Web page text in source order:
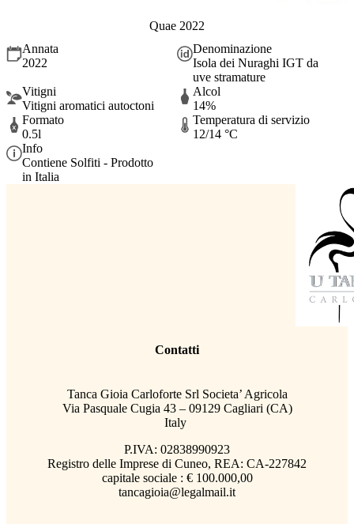
Quae 2022
Annata
2022
Denominazione
Isola dei Nuraghi IGT da
uve stramature
Vitigni
Vitigni aromatici autoctoni
Alcol
14%
Formato
0.5l
Temperatura di servizio
12/14 °C
Info
Contiene Solfiti - Prodotto
in Italia
Contatti
Tanca Gioia Carloforte Srl Societa’ Agricola
Via Pasquale Cugia 43 – 09129 Cagliari (CA)
Italy
P.IVA: 02838990923
Registro delle Imprese di Cuneo, REA: CA-227842
capitale sociale : € 100.000,00
tancagioia@legalmail.it